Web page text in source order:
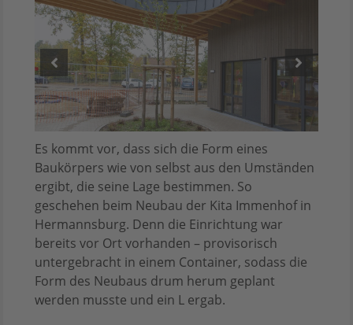
Es kommt vor, dass sich die Form eines
Baukörpers wie von selbst aus den Umständen
ergibt, die seine Lage bestimmen. So
geschehen beim Neubau der Kita Immenhof in
Hermannsburg. Denn die Einrichtung war
bereits vor Ort vorhanden – provisorisch
untergebracht in einem Container, sodass die
Form des Neubaus drum herum geplant
werden musste und ein L ergab.